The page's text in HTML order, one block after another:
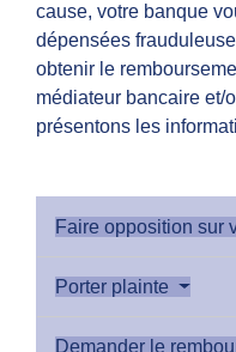
cause, votre banque
dépensées
obtenir le
médiateur bancaire et/
présentons les
Faire opposition sur
Porter plainte
Demander le